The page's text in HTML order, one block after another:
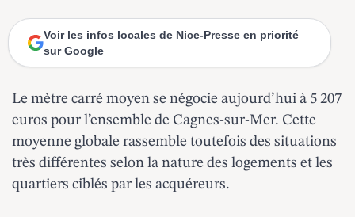
Voir les infos locales de Nice-Presse en priorité
sur Google
Le mètre carré moyen se négocie aujourd’hui à 5 207
euros pour l’ensemble de Cagnes-sur-Mer. Cette
moyenne globale rassemble toutefois des situations
très différentes selon la nature des logements et les
quartiers ciblés par les acquéreurs.